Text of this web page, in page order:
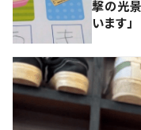
撃の光景
います」